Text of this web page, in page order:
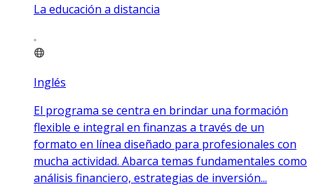
La educación a distancia
Inglés
El programa se centra en brindar una formación
flexible e integral en finanzas a través de un
formato en línea diseñado para profesionales con
mucha actividad. Abarca temas fundamentales como
análisis financiero, estrategias de inversión...